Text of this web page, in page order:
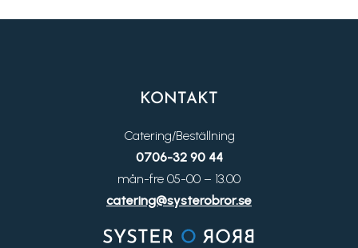
KONTAKT
Catering/Beställning
0706-32 90 44
mån-fre 05-00 – 13.00
catering@systerobror.se